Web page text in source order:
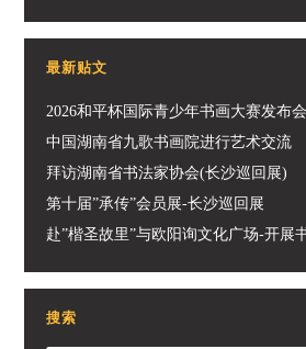
最新贴文
2026和平杯国际青少年书画大赛发布会
中国湖南省九歌书画院进行艺术交流
拜访湖南省书法家协会(长沙巡回展)
第十届”承传”会员展-长沙巡回展
赴”楷圣故里”与欧阳询文化广场-开展
搜索